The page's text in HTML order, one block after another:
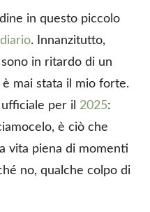
in questo piccolo
diario. Innanzitutto,
in ritardo di un
mai stata il mio forte.
per il 2025:
è ciò che
vita piena di momenti
no, qualche colpo di